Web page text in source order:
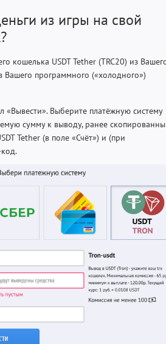
из игры на свой
кошелька USDT Tether (TRC20) из
Вашего программного («холодного»)
«Вывести». Выберите платёжную систему
сумму к выводу, ранее
Tether (в поле «Счёт») и (при